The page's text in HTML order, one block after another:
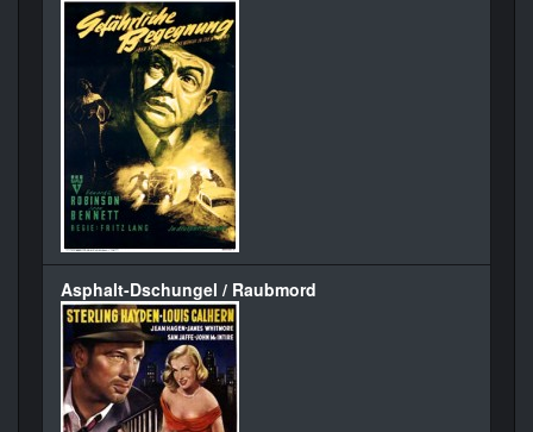
Asphalt-Dschungel / Raubmord